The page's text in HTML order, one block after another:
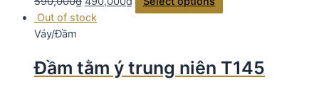
Out of stock
Váy/Đầm
Đầm tằm ý trung niên T145